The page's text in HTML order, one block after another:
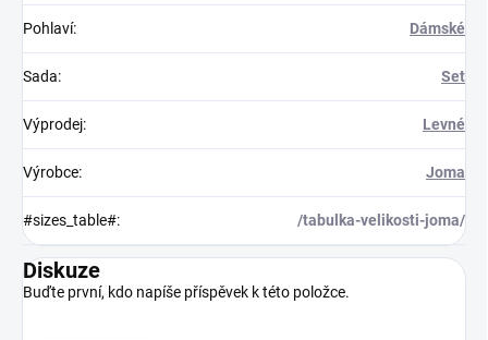
Pohlaví: Dámské
Sada: Set
Výprodej: Levné
Výrobce: Joma
#sizes_table#: /tabulka-velikosti-joma/
Diskuze
Buďte první, kdo napíše příspěvek k této položce.